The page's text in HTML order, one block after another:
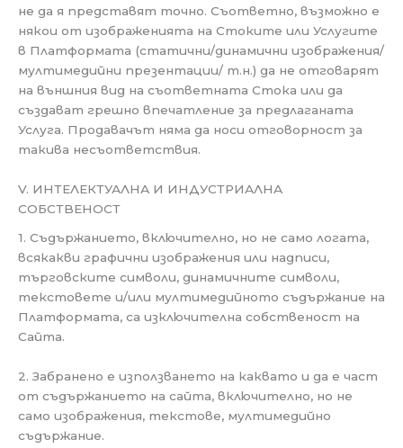
не да я представят точно. Съответно, възможно е
някои от изображенията на Стоките или Услугите
в Платформата (статични/динамични изображения/
мултимедийни презентации/ т.н.) да не отговарят
на външния вид на съответната Стока или да
създават грешно впечатление за предлаганата
Услуга. Продавачът няма да носи отговорност за
такива несъответствия.
V. ИНТЕЛЕКТУАЛНА И ИНДУСТРИАЛНА
СОБСТВЕНОСТ
1. Съдържанието, включително, но не само логата,
всякакви графични изображения или надписи,
търговските символи, динамичните символи,
текстовете и/или мултимедийното съдържание на
Платформата, са изключителна собственост на
Сайта.
2. Забранено е използването на каквато и да е част
от съдържанието на сайта, включително, но не
само изображения, текстове, мултимедийно
съдържание.